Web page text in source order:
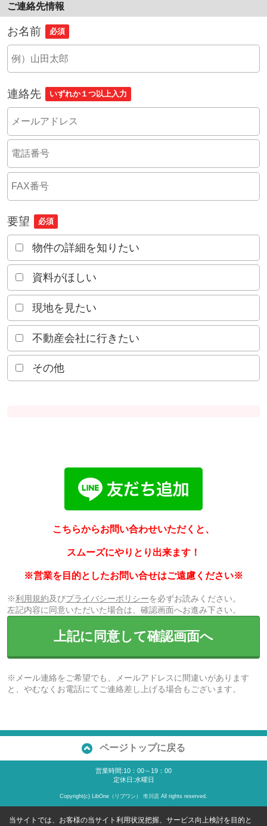
ご連絡先情報
お名前 必須
連絡先 いずれか１つ以上入力
要望 必須
物件の詳細を知りたい
資料がほしい
現地を見たい
不動産会社に行きたい
その他
こちらからお問い合わせいただくと、
スムーズにやりとり出来ます！
※営業を目的としたお問い合せはご遠慮ください※
※利用規約及びプライバシーポリシーを必ずお読みください。
左記内容に同意いただいた場合は、確認画面へお進み下さい。
上記に同意して確認画面へ
※メール連絡をご希望でも、メールアドレスに間違いがあります
と、やむなくお電話にてご連絡差し上げる場合もございます。
ページトップに戻る
営業時間:10：00～19：00
定休日:水曜日
Copyright(c) LibOne（リブワン） 市川店 All rights reserved.
当サイトでは、お客様の当サイト利用状況把握、サービス向上検討を目的と